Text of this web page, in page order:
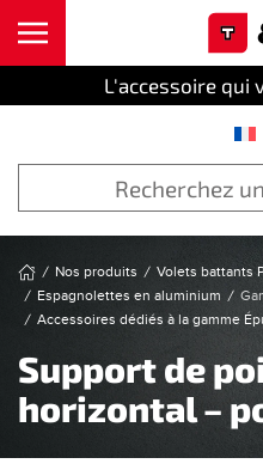
L'accessoire qui
Nos produits
Volets battants
Espagnolettes en aluminium
Accessoires dédiés à la gamme
Support de
horizontal –
Cookies management panel